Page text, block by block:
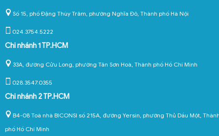
Số 15, phố Đặng Thùy Trâm, phường Nghĩa Đô, Thành phố Hà Nội
024.3754.5222
Chi nhánh 1 TP.HCM
33A, đường Cửu Long, phường Tân Sơn Hoà, Thành phố Hồ Chí Minh
028.3547.0355
Chi nhánh 2 TP.HCM
B4-08 Toà nhà BICONSI số 215A, đường Yersin, phường Thủ Dầu Một,
phố Hồ Chí Minh